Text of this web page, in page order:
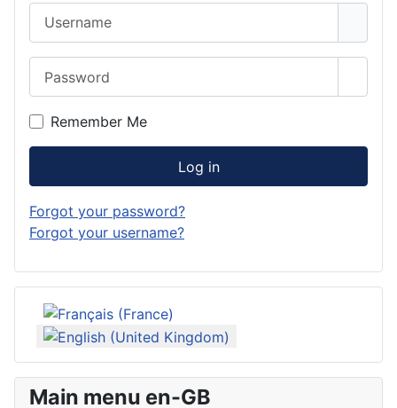
Remember Me
Log in
Forgot your password?
Forgot your username?
Select your language
Main menu en-GB